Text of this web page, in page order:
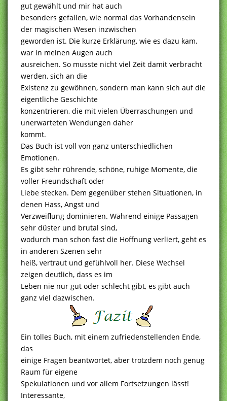
gut gewählt und mir hat auch
besonders gefallen, wie normal das Vorhandensein
der magischen Wesen inzwischen
geworden ist. Die kurze Erklärung, wie es dazu kam,
war in meinen Augen auch
ausreichen. So musste nicht viel Zeit damit verbracht
werden, sich an die
Existenz zu gewöhnen, sondern man kann sich auf die
eigentliche Geschichte
konzentrieren, die mit vielen Überraschungen und
unerwarteten Wendungen daher
kommt.
Das Buch ist voll von ganz unterschiedlichen
Emotionen.
Es gibt sehr rührende, schöne, ruhige Momente, die
voller Freundschaft oder
Liebe stecken. Dem gegenüber stehen Situationen, in
denen Hass, Angst und
Verzweiflung dominieren. Während einige Passagen
sehr düster und brutal sind,
wodurch man schon fast die Hoffnung verliert, geht es
in anderen Szenen sehr
heiß, vertraut und gefühlvoll her. Diese Wechsel
zeigen deutlich, dass es im
Leben nie nur gut oder schlecht gibt, es gibt auch
ganz viel dazwischen.
Ein tolles Buch, mit einem zufriedenstellenden Ende,
das
einige Fragen beantwortet, aber trotzdem noch genug
Raum für eigene
Spekulationen und vor allem Fortsetzungen lässt!
Interessante,